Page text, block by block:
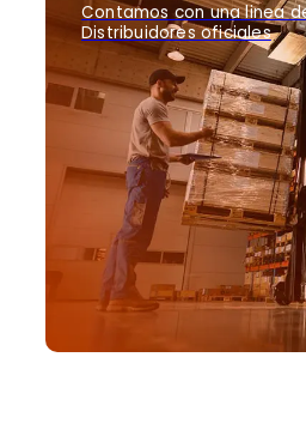
Contamos con una linea
Distribuidores oficiales